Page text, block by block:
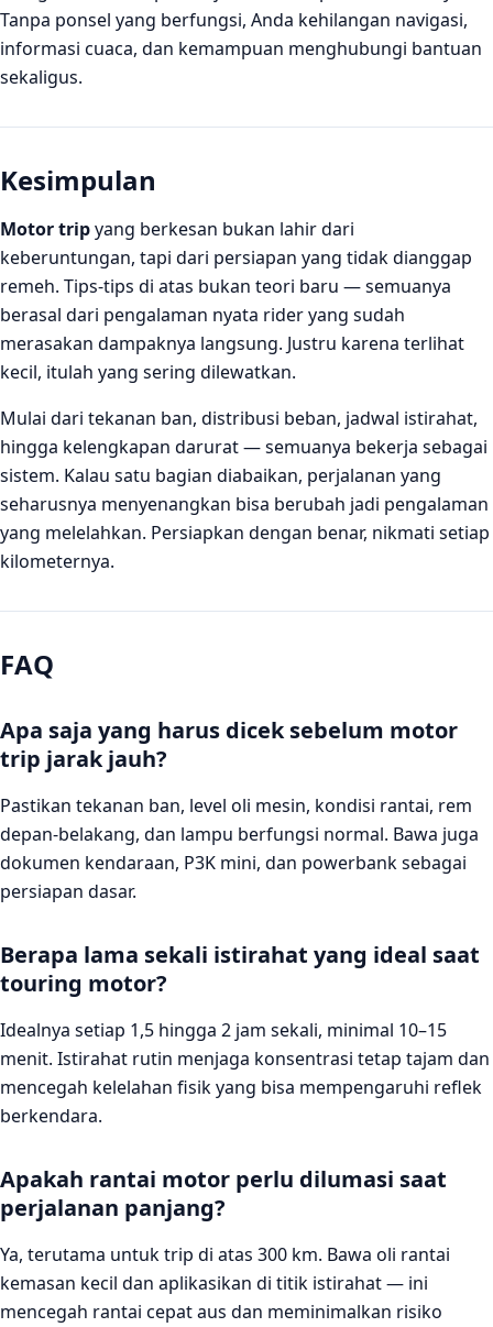
Tanpa ponsel yang berfungsi, Anda kehilangan navigasi,
informasi cuaca, dan kemampuan menghubungi bantuan
sekaligus.
Kesimpulan
Motor tripyang berkesan bukan lahir dari
keberuntungan, tapi dari persiapan yang tidak dianggap
remeh. Tips-tips di atas bukan teori baru — semuanya
berasal dari pengalaman nyata rider yang sudah
merasakan dampaknya langsung. Justru karena terlihat
kecil, itulah yang sering dilewatkan.
Mulai dari tekanan ban, distribusi beban, jadwal istirahat,
hingga kelengkapan darurat — semuanya bekerja sebagai
sistem. Kalau satu bagian diabaikan, perjalanan yang
seharusnya menyenangkan bisa berubah jadi pengalaman
yang melelahkan. Persiapkan dengan benar, nikmati setiap
kilometernya.
FAQ
Apa saja yang harus dicek sebelum motor
trip jarak jauh?
Pastikan tekanan ban, level oli mesin, kondisi rantai, rem
depan-belakang, dan lampu berfungsi normal. Bawa juga
dokumen kendaraan, P3K mini, dan powerbank sebagai
persiapan dasar.
Berapa lama sekali istirahat yang ideal saat
touring motor?
Idealnya setiap 1,5 hingga 2 jam sekali, minimal 10–15
menit. Istirahat rutin menjaga konsentrasi tetap tajam dan
mencegah kelelahan fisik yang bisa mempengaruhi reflek
berkendara.
Apakah rantai motor perlu dilumasi saat
perjalanan panjang?
Ya, terutama untuk trip di atas 300 km. Bawa oli rantai
kemasan kecil dan aplikasikan di titik istirahat — ini
mencegah rantai cepat aus dan meminimalkan risiko